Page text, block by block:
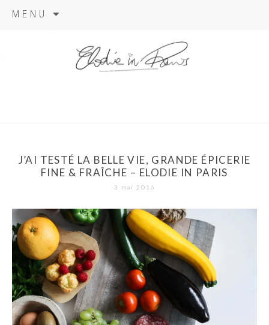
MENU
J’AI TESTÉ LA BELLE VIE, GRANDE ÉPICERIE
FINE & FRAÎCHE – ELODIE IN PARIS
3 mai 2016